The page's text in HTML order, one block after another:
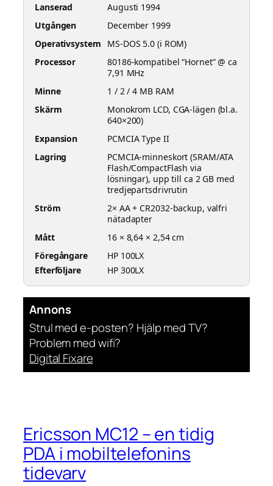
Lanserad
Augusti 1994
Utgången
December 1999
Operativsystem
MS-DOS 5.0 (i ROM)
Processor
80186-kompatibel “Hornet” @ ca
7,91 MHz
Minne
1 / 2 / 4 MB RAM
Skärm
Monokrom LCD, CGA-lägen (bl.a.
640×200)
Expansion
PCMCIA Type II
Lagring
PCMCIA-minneskort (SRAM/ATA
Flash/CompactFlash via
lösningar), upp till ca 2 GB med
tredjepartsdrivrutin
Ström
2× AA + CR2032-backup, valfri
nätadapter
Mått
16 × 8,64 × 2,54 cm
Föregångare
HP 100LX
Efterföljare
HP 300LX
Annons
Strul med e-posten? Hjälp med TV?
Problem med wifi?
Digital Fixare
Ericsson MC12 – en tidig
PDA i mobiltelefonins
tidevarv